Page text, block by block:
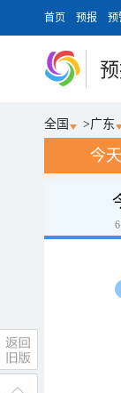
首页 预报 预
全国 >广东
今天